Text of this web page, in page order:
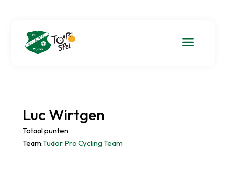
a
Luc Wirtgen
Totaal punten
Team:Tudor Pro Cycling Team